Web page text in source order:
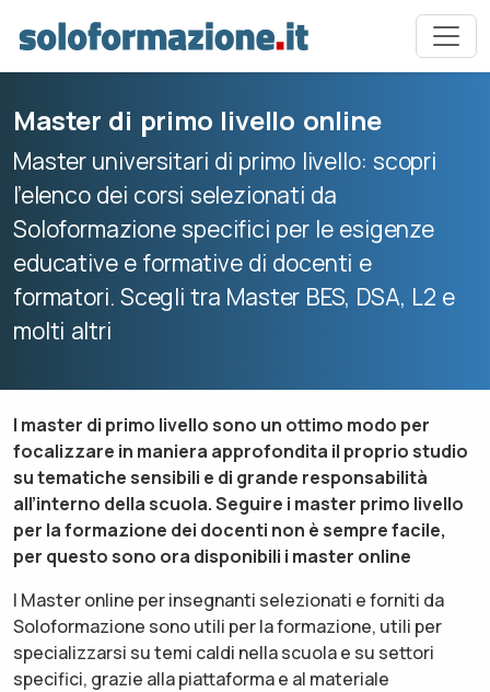
Master di primo livello online
Master universitari di primo livello: scopri
l’elenco dei corsi selezionati da
Soloformazione specifici per le esigenze
educative e formative di docenti e
formatori. Scegli tra Master BES, DSA, L2 e
molti altri
I master di primo livello sono un ottimo modo per
focalizzare in maniera approfondita il proprio studio
su tematiche sensibili e di grande responsabilità
all’interno della scuola. Seguire i master primo livello
per la formazione dei docenti non è sempre facile,
per questo sono ora disponibili i master online
I Master online per insegnanti selezionati e forniti da
Soloformazione sono utili per la formazione, utili per
specializzarsi su temi caldi nella scuola e su settori
specifici, grazie alla piattaforma e al materiale